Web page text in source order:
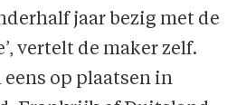
jaar bezig met de
vertelt de maker zelf.
eens op plaatsen in